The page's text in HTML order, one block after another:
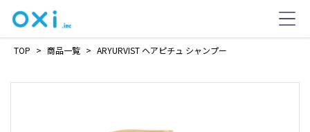
TOP > 商品一覧 > ARYURVIST ヘアピチュ シャンプー